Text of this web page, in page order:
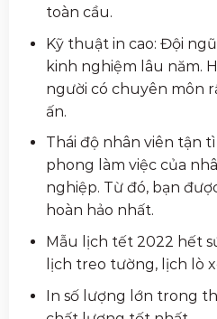
toàn cầu.
Kỹ thuật in cao: Đội
kinh nghiệm lâu năm.
người có chuyên môn
ấn.
Thái độ nhân viên tận
phong làm việc của
nghiệp. Từ đó, bạn
hoàn hảo nhất.
Mẫu lịch tết 2022 hết
lịch treo tường, lịch lò
In số lượng lớn trong